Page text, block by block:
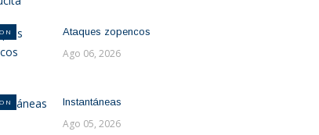
Ataques zopencos
Ago 06, 2026
Instantáneas
Ago 05, 2026